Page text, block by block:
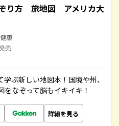
り方 旅地図 アメリカ大
康
売
ぶ新しい地図本！国境や州、
なぞって脳もイキイキ！
詳細を見る